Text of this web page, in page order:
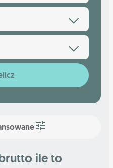
ile to